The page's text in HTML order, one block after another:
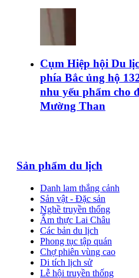
Cụm Hiệp hội Du
phía Bắc ủng hộ
nhu yếu phẩm cho
Mường Than
Sản phẩm du lịch
Danh lam thắng cảnh
Sản vật - Đặc sản
Nghề truyền thống
Ẩm thực Lai Châu
Các bản du lịch
Phong tục tập quán
Chợ phiên vùng cao
Di tích lịch sử
Lễ hội truyền thống